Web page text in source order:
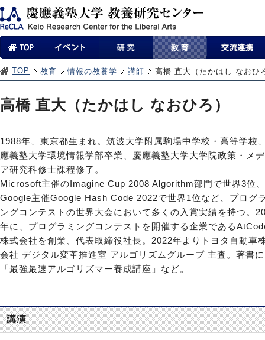
TOP 教育 情報の教養学 講師 高橋 直大（たかはし なおひ
高橋 直大（たかはし なおひろ）
1988年、東京都生まれ。筑波大学附属駒場中学校・高等学校
應義塾大学環境情報学部卒業、慶應義塾大学大学院政策・メ
ア研究科修士課程修了。
Microsoft主催のImagine Cup 2008 Algorithm部門で世界3位、
Google主催Google Hash Code 2022で世界1位など、プログ
ングコンテストの世界大会において多くの入賞実績を持つ。
年に、プログラミングコンテストを開催する企業である
株式会社を創業、代表取締役社長。2022年よりトヨタ自動車
会社 デジタル変革推進室 アルゴリズムグループ 主査。著書に
「最強最速アルゴリズマー養成講座」など。
講演